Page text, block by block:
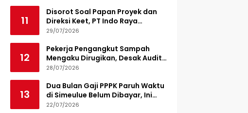
11
Disorot Soal Papan Proyek dan
Direksi Keet, PT Indo Raya
Kabenteng Berikan Penjelasan
29/07/2026
12
Pekerja Pengangkut Sampah
Mengaku Dirugikan, Desak Audit
Pengelolaan LPS di Pekanbaru
28/07/2026
13
Dua Bulan Gaji PPPK Paruh Waktu
di Simeulue Belum Dibayar, Ini
Penjelasan Sekda
22/07/2026